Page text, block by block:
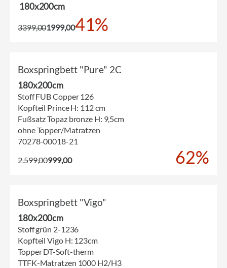
180x200cm
3399,001999,0041%
Boxspringbett "Pure" 2C
180x200cm
Stoff FUB Copper 126
Kopfteil Prince H: 112 cm
Fußsatz Topaz bronze H: 9,5cm
ohne Topper/Matratzen
70278-00018-21
2.599,00999,00 62%
Boxspringbett "Vigo"
180x200cm
Stoff grün 2-1236
Kopfteil Vigo H: 123cm
Topper DT-Soft-therm
TTFK-Matratzen 1000 H2/H3